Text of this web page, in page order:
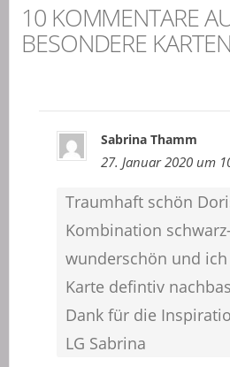
10 KOMMENTARE
BESONDERE
Sabrina Thamm
27. Januar 2020 um
Traumhaft schön
Kombination
wunderschön und
Karte defintiv
Dank für die
LG Sabrina